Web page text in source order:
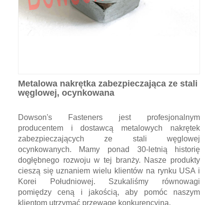
Metalowa nakrętka zabezpieczająca ze stali
węglowej, ocynkowana
Dowson's Fasteners jest profesjonalnym
producentem i dostawcą metalowych nakrętek
zabezpieczających ze stali węglowej
ocynkowanych. Mamy ponad 30-letnią historię
dogłębnego rozwoju w tej branży. Nasze produkty
cieszą się uznaniem wielu klientów na rynku USA i
Korei Południowej. Szukaliśmy równowagi
pomiędzy ceną i jakością, aby pomóc naszym
klientom utrzymać przewagę konkurencyjną.